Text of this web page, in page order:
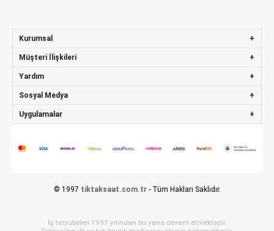
Kurumsal
Müşteri İlişkileri
Yardım
Sosyal Medya
Uygulamalar
© 1997 tiktaksaat.com.tr - Tüm Hakları Saklıdır.
İş tecrubeleri 1997 yılından bu yana devam etmektedir.